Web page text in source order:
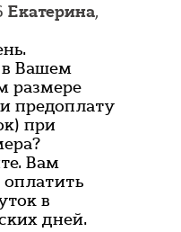
Екатерина,
Вашем
размере
предоплату
при
Вам
в
дней.